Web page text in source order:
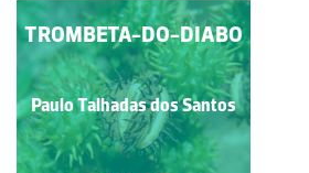
TOJO
Paulo Talhadas dos Santos
TROMBETA-DO-DIABO
Paulo Talhadas dos Santos